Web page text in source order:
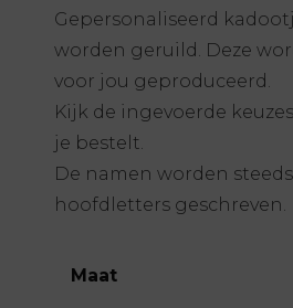
Gepersonaliseerd
worden geruild. Deze
voor jou geproduceerd.
Kijk de ingevoerde
je bestelt.
De namen worden
hoofdletters geschreven.
Maat